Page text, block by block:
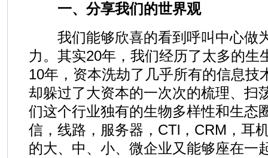
一、分享我们的世界观
我们能够欣喜的看到呼叫中心做
力。其实20年，我们经历了太多的生
10年，资本洗劫了几乎所有的信息技
却躲过了大资本的一次次的梳理、扫
们这个行业独有的生物多样性和生态
信，线路，服务器，CTl，CRM，耳
的大、中、小、微企业又能够座在一